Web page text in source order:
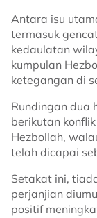
Antara isu
termasuk
kedaulatan
kumpulan
ketegangan di
Rundingan dua
berikutan
Hezbollah,
telah dicapai
Setakat ini,
perjanjian
positif